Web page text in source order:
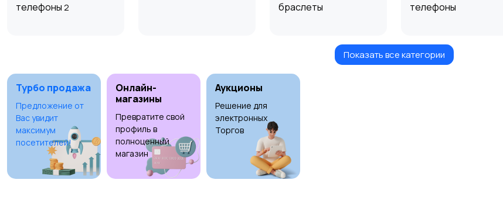
телефоны 2
браслеты
телефоны
аккумуляторы
Аксессуары
Показать все категории
Турбо продажа
Предложение от
Вас увидит
максимум
посетителей!
Онлайн-
магазины
Превратите свой
профиль в
полноценный
магазин
Аукционы
Решение для
электронных
Торгов